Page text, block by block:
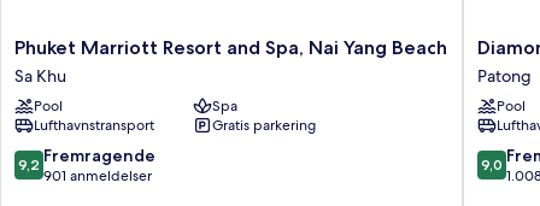
Phuket
Marriott
Resort
and
Spa,
Nai
Yang
Phuket Marriott Resort and Spa, Nai Yang Beach
Sa Khu
Pool
Spa
Lufthavnstransport
Gratis parkering
9.2
ud
9,2 Fremragende
901 anmeldelser
Cliff
Resort
&
Spa,
Patong
Beach
Patong
Pool
9.0
ud
9,0